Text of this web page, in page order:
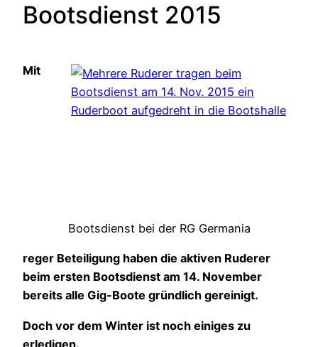
Bootsdienst 2015
Bootsdienst bei der RG Germania
Mit
reger Beteiligung haben die aktiven Ruderer
beim ersten Bootsdienst am 14. November
bereits alle Gig-Boote gründlich gereinigt.
Doch vor dem Winter ist noch einiges zu
erledigen.